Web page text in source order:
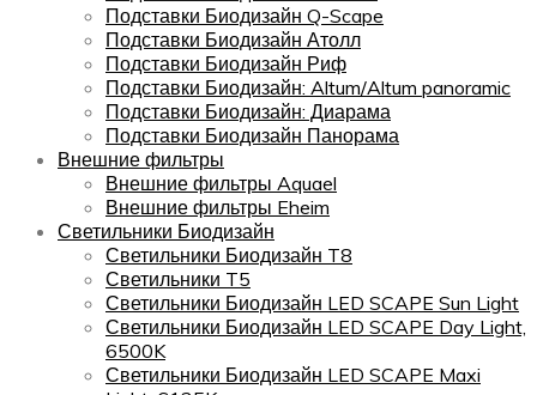
Подставки Биодизайн Q-Scape
Подставки Биодизайн Атолл
Подставки Биодизайн Риф
Подставки Биодизайн: Altum/Altum panoramic
Подставки Биодизайн: Диарама
Подставки Биодизайн Панорама
Внешние фильтры
Внешние фильтры Aquael
Внешние фильтры Eheim
Светильники Биодизайн
Светильники Биодизайн T8
Светильники T5
Светильники Биодизайн LED SCAPE Sun Light
Светильники Биодизайн LED SCAPE Day Light,
6500K
Светильники Биодизайн LED SCAPE Maxi